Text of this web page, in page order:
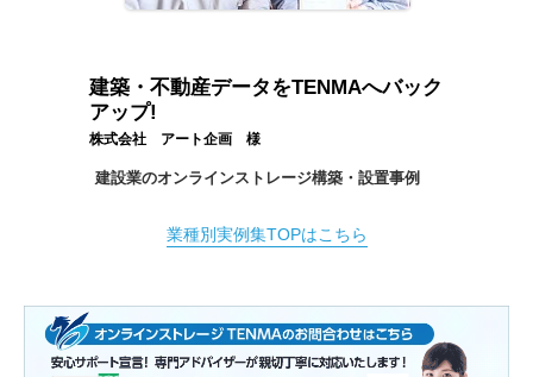
建築・不動産データをTENMAへバック
アップ!
株式会社 アート企画 様
建設業のオンラインストレージ構築・設置事例
業種別実例集TOPはこちら